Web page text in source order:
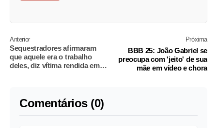
Anterior
Sequestradores afirmaram
que aquele era o trabalho
deles, diz vítima rendida em
Próxima
BBB 25: João Gabriel se
preocupa com 'jeito' de sua
mãe em vídeo e chora
Comentários (0)